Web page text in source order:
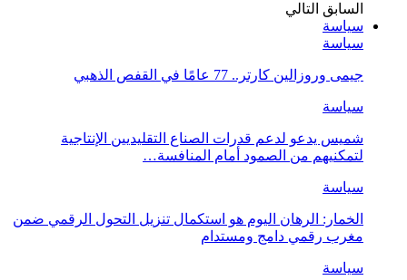
السابق التالي
سياسة
سياسة
جيمى وروزالين كارتر.. 77 عامًا في القفص الذهبي
سياسة
شميس يدعو لدعم قدرات الصناع التقليديين الإنتاجية
لتمكنيهم من الصمود أمام المنافسة…
سياسة
الخمار: الرهان اليوم هو استكمال تنزيل التحول الرقمي ضمن
مغرب رقمي دامج ومستدام
سياسة